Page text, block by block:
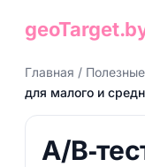
Главная /
для малого и
A/